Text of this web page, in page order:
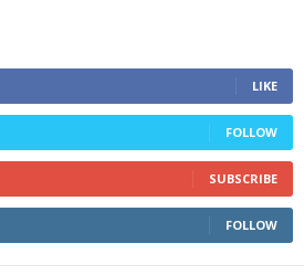
LIKE
FOLLOW
SUBSCRIBE
FOLLOW